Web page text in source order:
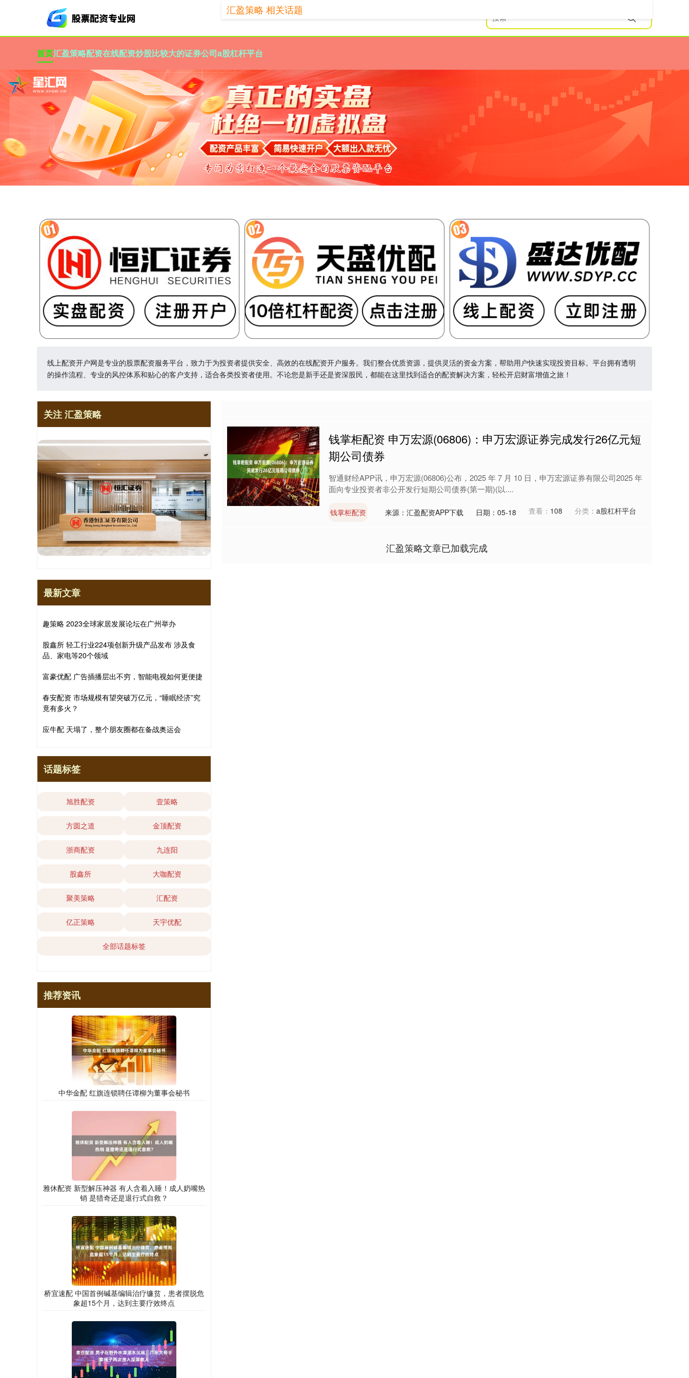
首页汇盈策略配资在线配资炒股比较大的证券公司a股杠杆平台
线上配资开户网是专业的股票配资服务平台，致力于为投资者提供安全、高效的在线配资开户服务。我们整合优质资源，提供灵活的资金方案，帮助用户快速实现投资目标。平台拥有透明
的操作流程、专业的风控体系和贴心的客户支持，适合各类投资者使用。不论您是新手还是资深股民，都能在这里找到适合的配资解决方案，轻松开启财富增值之旅！
汇盈策略 相关话题
钱掌柜配资 申万宏源(06806)：申万宏源证券完成发行26亿元短
期公司债券
智通财经APP讯，申万宏源(06806)公布，2025 年 7 月 10 日，申万宏源证券有限公司2025 年
面向专业投资者非公开发行短期公司债券(第一期)(以....
钱掌柜配资 来源：汇盈配资APP下载 日期：05-18 查看： 108 分类： a股杠杆平台
汇盈策略文章已加载完成
关注 汇盈策略
最新文章
趣策略 2023全球家居发展论坛在广州举办
股鑫所 轻工行业224项创新升级产品发布 涉及食
品、家电等20个领域
富豪优配 广告插播层出不穷，智能电视如何更便捷
春安配资 市场规模有望突破万亿元，“睡眠经济”究
竟有多火？
应牛配 天塌了，整个朋友圈都在备战奥运会
话题标签
旭胜配资 壹策略
方圆之道 金顶配资
浙商配资 九连阳
股鑫所 大咖配资
聚美策略 汇配资
亿正策略 天宇优配
全部话题标签
推荐资讯
中华金配 红旗连锁聘任谭柳为董事会秘书
雅休配资 新型解压神器 有人含着入睡！成人奶嘴热
销 是猎奇还是退行式自救？
桥宜速配 中国首例碱基编辑治疗镰贫，患者摆脱危
象超15个月，达到主要疗效终点